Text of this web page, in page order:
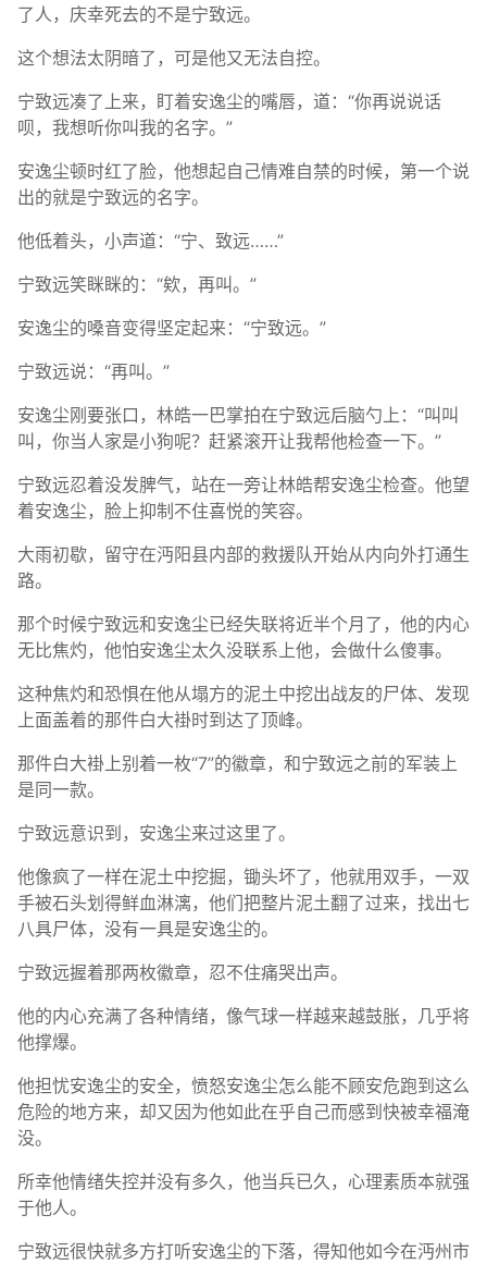
了人，庆幸死去的不是宁致远。
这个想法太阴暗了，可是他又无法自控。
宁致远凑了上来，盯着安逸尘的嘴唇，道：“你再说说话
呗，我想听你叫我的名字。”
安逸尘顿时红了脸，他想起自己情难自禁的时候，第一个说
出的就是宁致远的名字。
他低着头，小声道：“宁、致远……”
宁致远笑眯眯的：“欸，再叫。”
安逸尘的嗓音变得坚定起来：“宁致远。”
宁致远说：“再叫。”
安逸尘刚要张口，林皓一巴掌拍在宁致远后脑勺上：“叫叫
叫，你当人家是小狗呢？赶紧滚开让我帮他检查一下。”
宁致远忍着没发脾气，站在一旁让林皓帮安逸尘检查。他望
着安逸尘，脸上抑制不住喜悦的笑容。
大雨初歇，留守在沔阳县内部的救援队开始从内向外打通生
路。
那个时候宁致远和安逸尘已经失联将近半个月了，他的内心
无比焦灼，他怕安逸尘太久没联系上他，会做什么傻事。
这种焦灼和恐惧在他从塌方的泥土中挖出战友的尸体、发现
上面盖着的那件白大褂时到达了顶峰。
那件白大褂上别着一枚“7”的徽章，和宁致远之前的军装上
是同一款。
宁致远意识到，安逸尘来过这里了。
他像疯了一样在泥土中挖掘，锄头坏了，他就用双手，一双
手被石头划得鲜血淋漓，他们把整片泥土翻了过来，找出七
八具尸体，没有一具是安逸尘的。
宁致远握着那两枚徽章，忍不住痛哭出声。
他的内心充满了各种情绪，像气球一样越来越鼓胀，几乎将
他撑爆。
他担忧安逸尘的安全，愤怒安逸尘怎么能不顾安危跑到这么
危险的地方来，却又因为他如此在乎自己而感到快被幸福淹
没。
所幸他情绪失控并没有多久，他当兵已久，心理素质本就强
于他人。
宁致远很快就多方打听安逸尘的下落，得知他如今在沔州市